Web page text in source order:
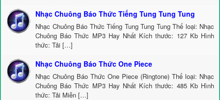
Nhạc Chuông Báo Thức Tiếng Tung Tung Tung
Nhạc Chuông Báo Thức Tiếng Tung Tung Tung Thể loại: Nhạc
Chuông Báo Thức MP3 Hay Nhất Kích thước: 127 Kb Hình
thức: Tải […]
Nhạc Chuông Báo Thức One Piece
Nhạc Chuông Báo Thức One Piece (Ringtone) Thể loại: Nhạc
Chuông Báo Thức MP3 Hay Nhất Kích thước: 485 Kb Hình
thức: Tải Miễn […]